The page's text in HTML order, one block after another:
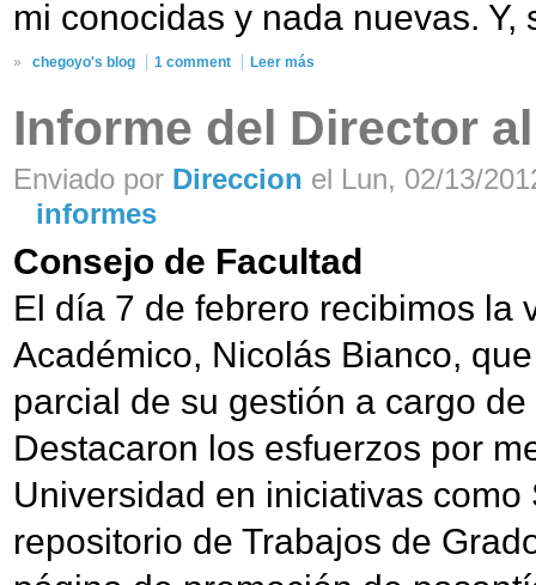
mi conocidas y nada nuevas. Y,
» chegoyo's blog 1 comment Leer más
Informe del Director
Enviado por Direccion el Lun, 02/13/
informes
Consejo de Facultad
El día 7 de febrero recibimos la
Académico, Nicolás Bianco,
parcial de su gestión a cargo
Destacaron los esfuerzos por
Universidad en iniciativas como
repositorio de Trabajos de